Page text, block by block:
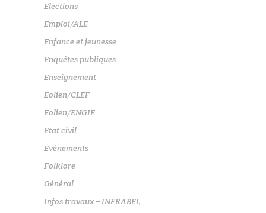
Elections
Emploi/ALE
Enfance et jeunesse
Enquêtes publiques
Enseignement
Eolien/CLEF
Eolien/ENGIE
Etat civil
Événements
Folklore
Général
Infos travaux – INFRABEL